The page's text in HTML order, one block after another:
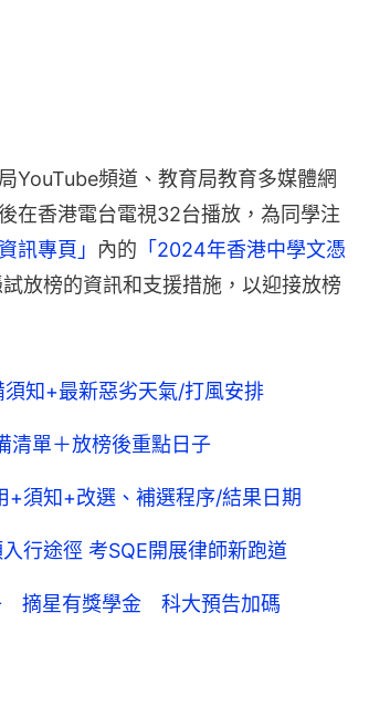
YouTube頻道、教育局教育多媒體網
在香港電台電視32台播放，為同學注
訊專頁」 內的 「2024年香港中學文憑
放榜的資訊和支援措施，以迎接放榜
知+最新惡劣天氣/打風安排
清單＋放榜後重點日子
須知+改選、補選程序/結果日期
行途徑 考SQE開展律師新跑道
摘星有獎學金 科大預告加碼